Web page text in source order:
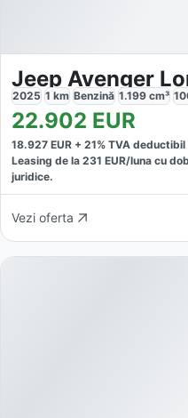
Jeep Avenger
2025 1 km Benzină 1.199 cm³
22.902 EUR
18.927 EUR + 21% TVA deductibil
Leasing de la 231 EUR/luna cu
juridice.
Vezi oferta